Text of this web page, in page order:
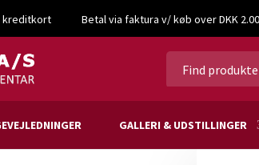
kreditkort Betal via faktura v/ køb over DKK
GALLERI & UDSTILLINGER